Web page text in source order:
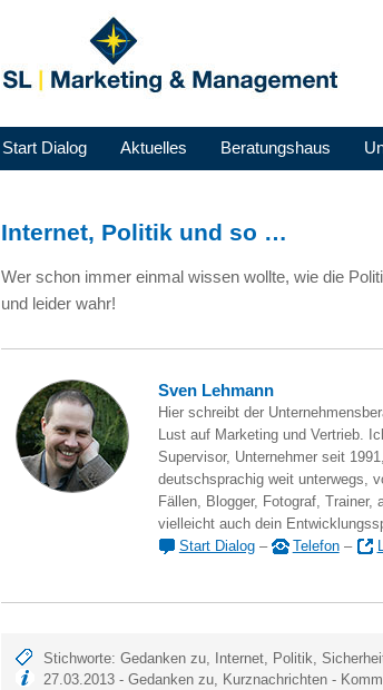
Start Dialog Aktuelles Beratungshaus
Internet, Politik und so …
Wer schon immer einmal wissen wollte, wie die
und leider wahr!
Sven Lehmann
Hier schreibt der
Lust auf Marketing und Vertrieb.
Supervisor, Unternehmer seit
deutschsprachig weit unterwegs,
Fällen, Blogger, Fotograf, Trainer,
vielleicht auch dein
Start Dialog– Telefon–
Stichworte:Gedanken zu, Internet, Politik,
27.03.2013 -Gedanken zu, Kurznachrichten -